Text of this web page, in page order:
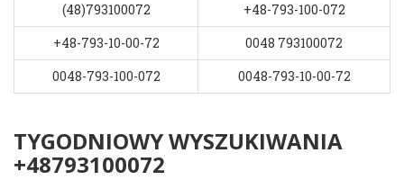
(48)793100072
+48-793-100-072
+48-793-10-00-72
0048 793100072
0048-793-100-072
0048-793-10-00-72
TYGODNIOWY WYSZUKIWANIA
+48793100072